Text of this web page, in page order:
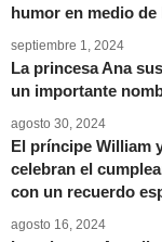
humor en medio de
septiembre 1, 2024
La princesa Ana
un importante
agosto 30, 2024
El príncipe William
celebran el
con un recuerdo
agosto 16, 2024